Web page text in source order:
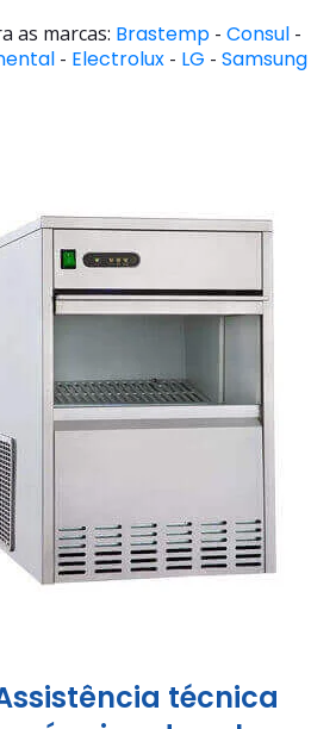
as marcas: Brastemp- Consul-
- Electrolux - LG - Samsung
técnica